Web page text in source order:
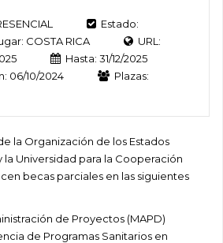
Estado:
COSTA RICA
URL:
Hasta: 31/12/2025
06/10/2024
Plazas:
la Organización de los Estados
la Universidad para la Cooperación
becas parciales en las siguientes
de Proyectos (MAPD)
de Programas Sanitarios en